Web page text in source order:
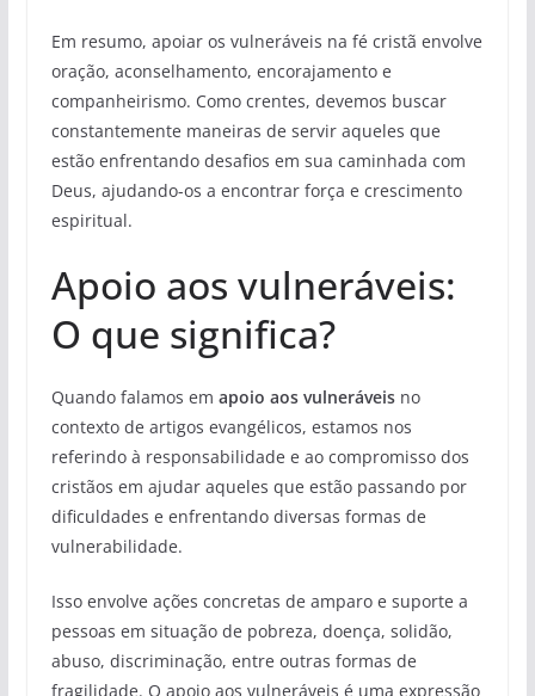
Em resumo, apoiar os vulneráveis na fé cristã envolve
oração, aconselhamento, encorajamento e
companheirismo. Como crentes, devemos buscar
constantemente maneiras de servir aqueles que
estão enfrentando desafios em sua caminhada com
Deus, ajudando-os a encontrar força e crescimento
espiritual.
Apoio aos vulneráveis:
O que significa?
Quando falamos em apoio aos vulneráveisno
contexto de artigos evangélicos, estamos nos
referindo à responsabilidade e ao compromisso dos
cristãos em ajudar aqueles que estão passando por
dificuldades e enfrentando diversas formas de
vulnerabilidade.
Isso envolve ações concretas de amparo e suporte a
pessoas em situação de pobreza, doença, solidão,
abuso, discriminação, entre outras formas de
fragilidade. O apoio aos vulneráveis é uma expressão